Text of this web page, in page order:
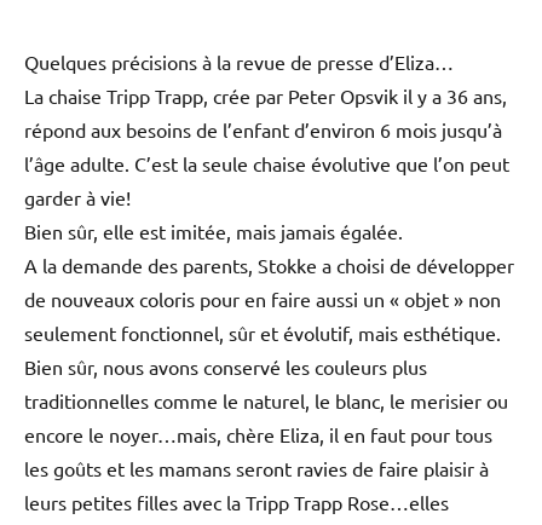
Quelques précisions à la revue de presse d’Eliza…
La chaise Tripp Trapp, crée par Peter Opsvik il y a 36 ans,
répond aux besoins de l’enfant d’environ 6 mois jusqu’à
l’âge adulte. C’est la seule chaise évolutive que l’on peut
garder à vie!
Bien sûr, elle est imitée, mais jamais égalée.
A la demande des parents, Stokke a choisi de développer
de nouveaux coloris pour en faire aussi un « objet » non
seulement fonctionnel, sûr et évolutif, mais esthétique.
Bien sûr, nous avons conservé les couleurs plus
traditionnelles comme le naturel, le blanc, le merisier ou
encore le noyer…mais, chère Eliza, il en faut pour tous
les goûts et les mamans seront ravies de faire plaisir à
leurs petites filles avec la Tripp Trapp Rose…elles